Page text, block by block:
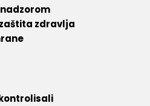
zdravlja